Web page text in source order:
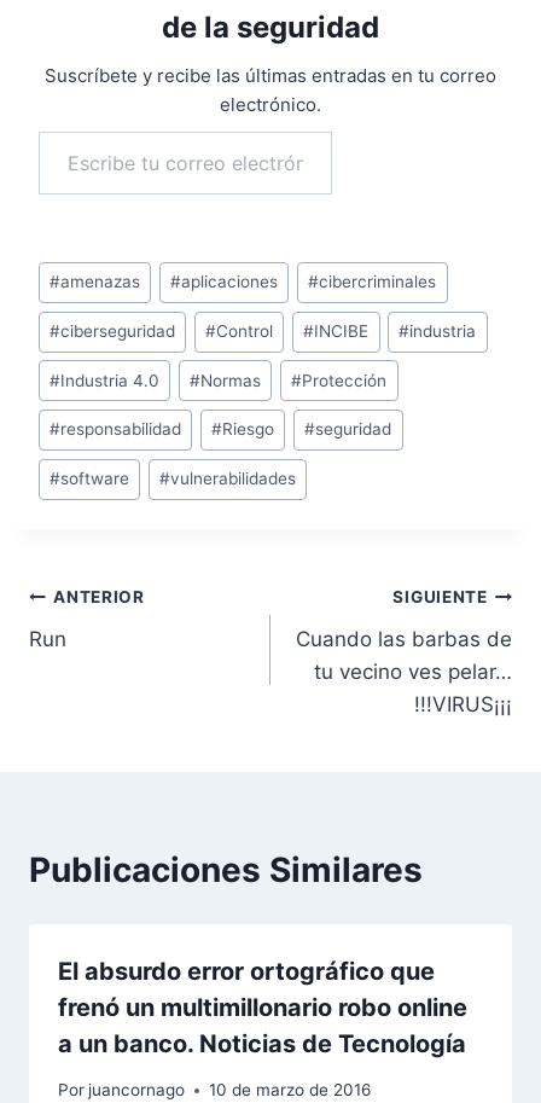
de la seguridad
Suscríbete y recibe las últimas entradas en tu correo
electrónico.
Escribe tu correo electrónico…
Etiquetas
de
la
entrada:
#amenazas #aplicaciones #cibercriminales
#ciberseguridad #Control #INCIBE #industria
#Industria 4.0 #Normas #Protección
#responsabilidad #Riesgo #seguridad
#software #vulnerabilidades
Navegación
de
ANTERIOR
Run
SIGUIENTE
Cuando las barbas de
tu vecino ves pelar…
!!!VIRUS¡¡¡
Publicaciones Similares
El absurdo error ortográfico que
frenó un multimillonario robo online
a un banco. Noticias de Tecnología
Por juancornago 10 de marzo de 2016